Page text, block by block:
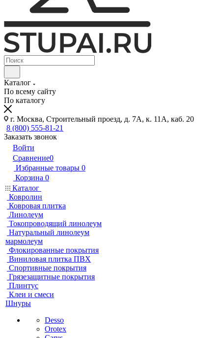
Каталог
По всему сайту
По каталогу
г. Москва, Строительный проезд, д. 7А, к. 11А, каб. 20
8 (800) 555-81-21
Заказать звонок
Войти
Сравнение0
Избранные товары 0
Корзина 0
Каталог
Ковролин
Ковровая плитка
Линолеум
Токопроводящий линолеум
Натуральный линолеум
мармолеум
Флокированные покрытия
Виниловая плитка ПВХ
Спортивные покрытия
Грязезащитные покрытия
Плинтус
Клеи и смеси
Шнуры
Desso
Orotex